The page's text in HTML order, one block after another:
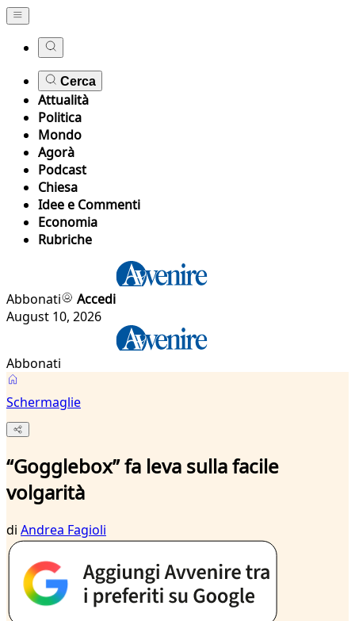
Cerca
Attualità
Politica
Mondo
Agorà
Podcast
Chiesa
Idee e Commenti
Economia
Rubriche
Abbonati
Accedi
August 10, 2026
Abbonati
Schermaglie
“Gogglebox” fa leva sulla facile
volgarità
di Andrea Fagioli